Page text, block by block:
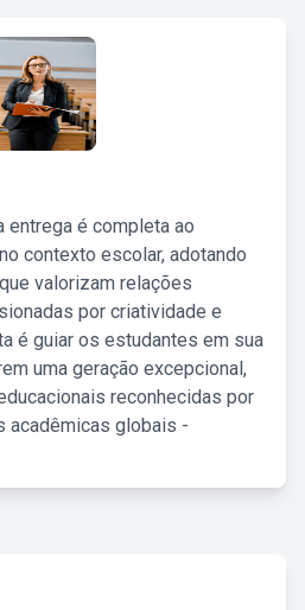
entrega é completa ao
contexto escolar, adotando
valorizam relações
por criatividade e
é guiar os estudantes em sua
uma geração excepcional,
reconhecidas por
acadêmicas globais -